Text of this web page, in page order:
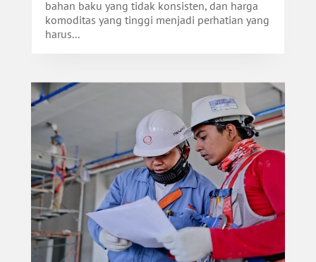
bahan baku yang tidak konsisten, dan harga
komoditas yang tinggi menjadi perhatian yang
harus...